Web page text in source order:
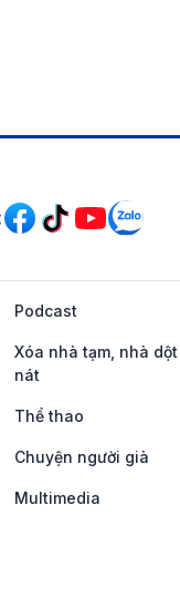
Podcast
Xóa nhà tạm, nhà dột
nát
Thể thao
Chuyện người già
Multimedia